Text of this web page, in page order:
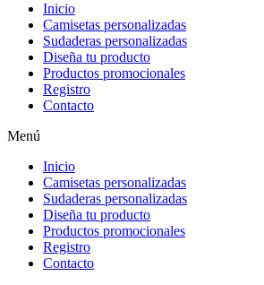
Inicio
Camisetas personalizadas
Sudaderas personalizadas
Diseña tu producto
Productos promocionales
Registro
Contacto
Menú
Inicio
Camisetas personalizadas
Sudaderas personalizadas
Diseña tu producto
Productos promocionales
Registro
Contacto